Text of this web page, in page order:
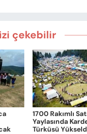
çekebilir
1700 Rakımlı
Yaylasında
Türküsü